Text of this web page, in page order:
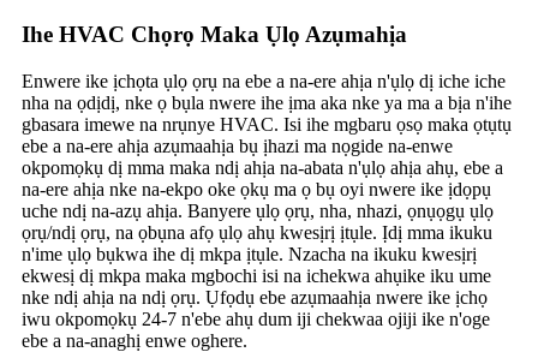
Ihe HVAC Chọrọ Maka Ụlọ Azụmahịa
Enwere ike ịchọta ụlọ ọrụ na ebe a na-ere ahịa n'ụlọ dị iche iche
nha na ọdịdị, nke ọ bụla nwere ihe ịma aka nke ya ma a bịa n'ihe
gbasara imewe na nrụnye HVAC. Isi ihe mgbaru ọsọ maka ọtụtụ
ebe a na-ere ahịa azụmaahịa bụ ịhazi ma nọgide na-enwe
okpomọkụ dị mma maka ndị ahịa na-abata n'ụlọ ahịa ahụ, ebe a
na-ere ahịa nke na-ekpo oke ọkụ ma ọ bụ oyi nwere ike ịdọpụ
uche ndị na-azụ ahịa. Banyere ụlọ ọrụ, nha, nhazi, ọnụọgụ ụlọ
ọrụ/ndị ọrụ, na ọbụna afọ ụlọ ahụ kwesịrị ịtụle. Ịdị mma ikuku
n'ime ụlọ bụkwa ihe dị mkpa ịtụle. Nzacha na ikuku kwesịrị
ekwesị dị mkpa maka mgbochi isi na ichekwa ahụike iku ume
nke ndị ahịa na ndị ọrụ. Ụfọdụ ebe azụmaahịa nwere ike ịchọ
iwu okpomọkụ 24-7 n'ebe ahụ dum iji chekwaa ojiji ike n'oge
ebe a na-anaghị enwe oghere.